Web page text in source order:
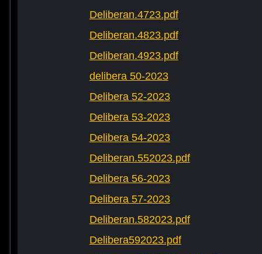
Deliberan.4723.pdf
Deliberan.4823.pdf
Deliberan.4923.pdf
delibera 50-2023
Delibera 52-2023
Delibera 53-2023
Delibera 54-2023
Deliberan.552023.pdf
Delibera 56-2023
Delibera 57-2023
Deliberan.582023.pdf
Delibera592023.pdf